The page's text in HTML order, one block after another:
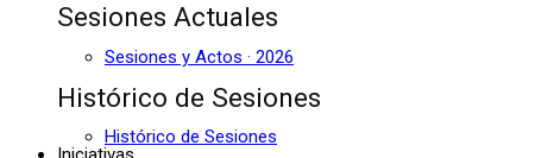
Sesiones Actuales
Sesiones y Actos · 2026
Histórico de Sesiones
Histórico de Sesiones